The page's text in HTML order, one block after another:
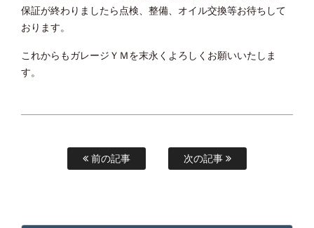
保証が終わりましたら点検、整備、オイル交換等お待ちして
おります。
これからもガレージＹＭを末永くよろしくお願いいたしま
す。
前の記事 次の記事